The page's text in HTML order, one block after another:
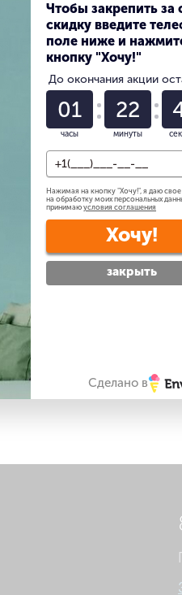
Чтобы закрепить за
скидку введите
поле ниже и
кнопку "Хочу!"
До окончания акции
01
часы
22
минуты
Нажимая на кнопку "Хочу!", я даю
на обработку моих персональных
принимаю условия соглашения
Хочу!
закрыть
Сделано в